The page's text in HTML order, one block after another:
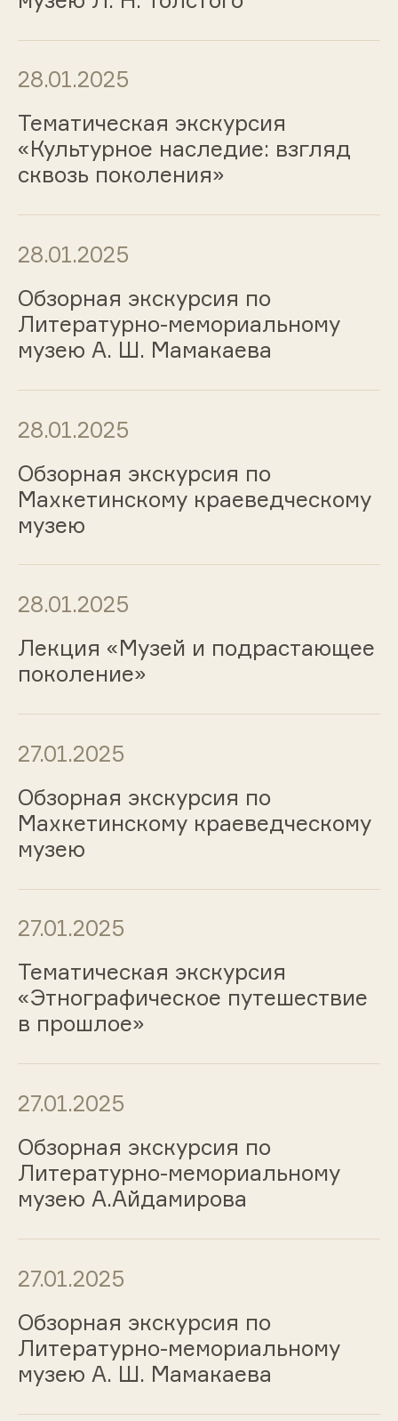
28.01.2025
Тематическая экскурсия
«Культурное наследие: взгляд
сквозь поколения»
28.01.2025
Обзорная экскурсия по
Литературно-мемориальному
музею А. Ш. Мамакаева
28.01.2025
Обзорная экскурсия по
Махкетинскому краеведческому
музею
28.01.2025
Лекция «Музей и подрастающее
поколение»
27.01.2025
Обзорная экскурсия по
Махкетинскому краеведческому
музею
27.01.2025
Тематическая экскурсия
«Этнографическое путешествие
в прошлое»
27.01.2025
Обзорная экскурсия по
Литературно-мемориальному
музею А.Айдамирова
27.01.2025
Обзорная экскурсия по
Литературно-мемориальному
музею А. Ш. Мамакаева